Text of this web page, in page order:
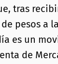
tras
pesos a
es un
de